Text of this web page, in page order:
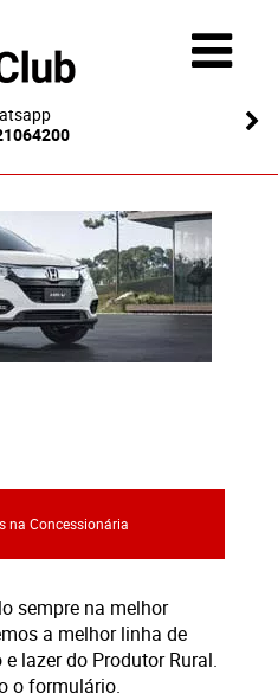
na Concessionária
sempre na melhor
a melhor linha de
lazer do Produtor Rural.
o formulário.